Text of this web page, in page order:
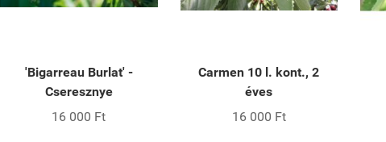
'Bigarreau Burlat' -
Cseresznye
16 000 Ft
Carmen 10 l. kont., 2
éves
16 000 Ft